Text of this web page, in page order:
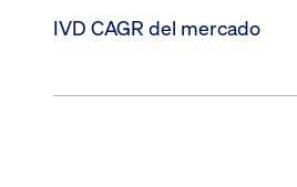
IVD CAGR del mercado